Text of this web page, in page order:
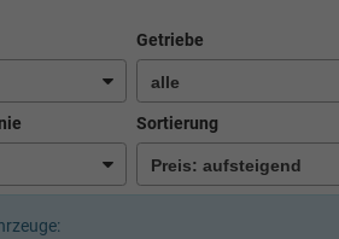
Getriebe
Sortierung